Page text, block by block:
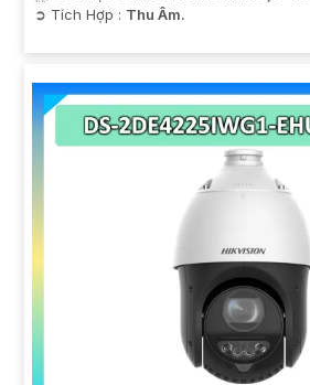
️➲ Tích Hợp : Thu Âm.